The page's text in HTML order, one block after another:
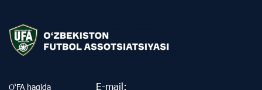
O‘FA haqida E-mail: